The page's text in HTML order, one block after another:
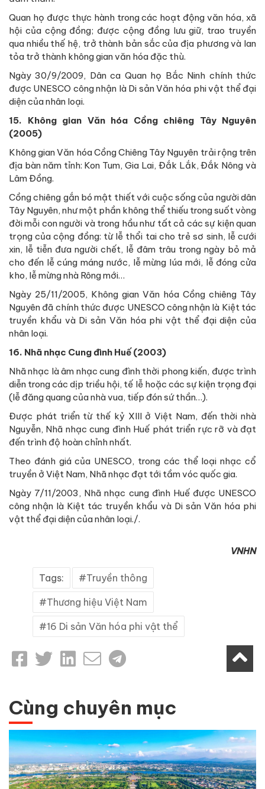
Quan họ được thực hành trong các hoạt động văn hóa, xã
hội của cộng đồng; được cộng đồng lưu giữ, trao truyền
qua nhiều thế hệ, trở thành bản sắc của địa phương và lan
tỏa trở thành không gian văn hóa đặc thù.
Ngày 30/9/2009, Dân ca Quan họ Bắc Ninh chính thức
được UNESCO công nhận là Di sản Văn hóa phi vật thể đại
diện của nhân loại.
15. Không gian Văn hóa Cồng chiêng Tây Nguyên
(2005)
Không gian Văn hóa Cồng Chiêng Tây Nguyên trải rộng trên
địa bàn năm tỉnh: Kon Tum, Gia Lai, Đắk Lắk, Đắk Nông và
Lâm Đồng.
Cồng chiêng gắn bó mật thiết với cuộc sống của người dân
Tây Nguyên, như một phần không thể thiếu trong suốt vòng
đời mỗi con người và trong hầu như tất cả các sự kiện quan
trọng của cộng đồng: từ lễ thổi tai cho trẻ sơ sinh, lễ cưới
xin, lễ tiễn đưa người chết, lễ đâm trâu trong ngày bỏ mả
cho đến lễ cúng máng nước, lễ mừng lúa mới, lễ đóng cửa
kho, lễ mừng nhà Rông mới…
Ngày 25/11/2005, Không gian Văn hóa Cồng chiêng Tây
Nguyên đã chính thức được UNESCO công nhận là Kiệt tác
truyền khẩu và Di sản Văn hóa phi vật thể đại diện của
nhân loại.
16. Nhã nhạc Cung đình Huế (2003)
Nhã nhạc là âm nhạc cung đình thời phong kiến, được trình
diễn trong các dịp triều hội, tế lễ hoặc các sự kiện trọng đại
(lễ đăng quang của nhà vua, tiếp đón sứ thần…).
Được phát triển từ thế kỷ XIII ở Việt Nam, đến thời nhà
Nguyễn, Nhã nhạc cung đình Huế phát triển rực rỡ và đạt
đến trình độ hoàn chỉnh nhất.
Theo đánh giá của UNESCO, trong các thể loại nhạc cổ
truyền ở Việt Nam, Nhã nhạc đạt tới tầm vóc quốc gia.
Ngày 7/11/2003, Nhã nhạc cung đình Huế được UNESCO
công nhận là Kiệt tác truyền khẩu và Di sản Văn hóa phi
vật thể đại diện của nhân loại./.
VNHN
Tags: Truyền thông
Thương hiệu Việt Nam
16 Di sản Văn hóa phi vật thể
Cùng chuyên mục